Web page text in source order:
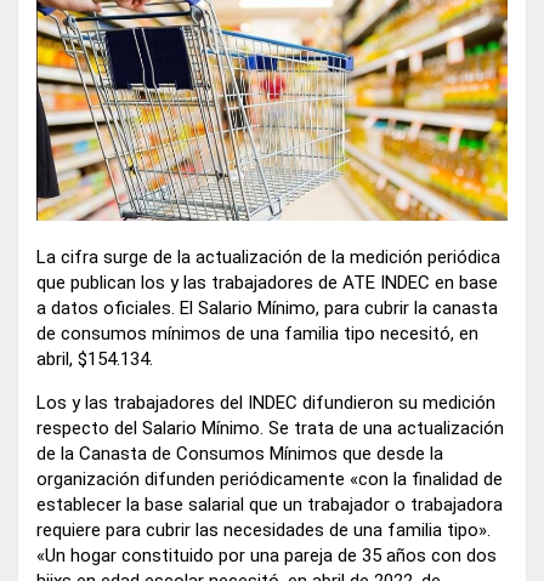
La cifra surge de la actualización de la medición periódica
que publican los y las trabajadores de ATE INDEC en base
a datos oficiales. El Salario Mínimo, para cubrir la canasta
de consumos mínimos de una familia tipo necesitó, en
abril, $154.134.
Los y las trabajadores del INDEC difundieron su medición
respecto del Salario Mínimo. Se trata de una actualización
de la Canasta de Consumos Mínimos que desde la
organización difunden periódicamente «con la finalidad de
establecer la base salarial que un trabajador o trabajadora
requiere para cubrir las necesidades de una familia tipo».
«Un hogar constituido por una pareja de 35 años con dos